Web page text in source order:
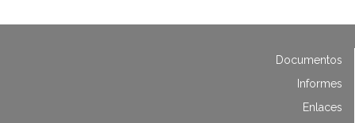
Documentos
Informes
Enlaces